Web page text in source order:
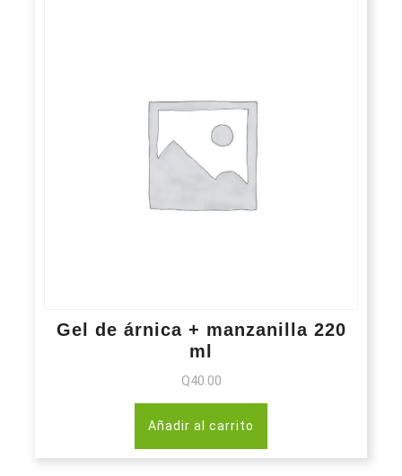
Gel de árnica + manzanilla 220
ml
Q40.00
Añadir al carrito